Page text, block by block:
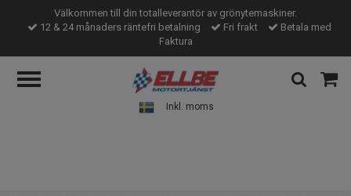
Välkommen till din totalleverantör av grönytemaskiner.
12 & 24 månaders räntefri betalning
Fri frakt
Betala med
Faktura
Inkl. moms